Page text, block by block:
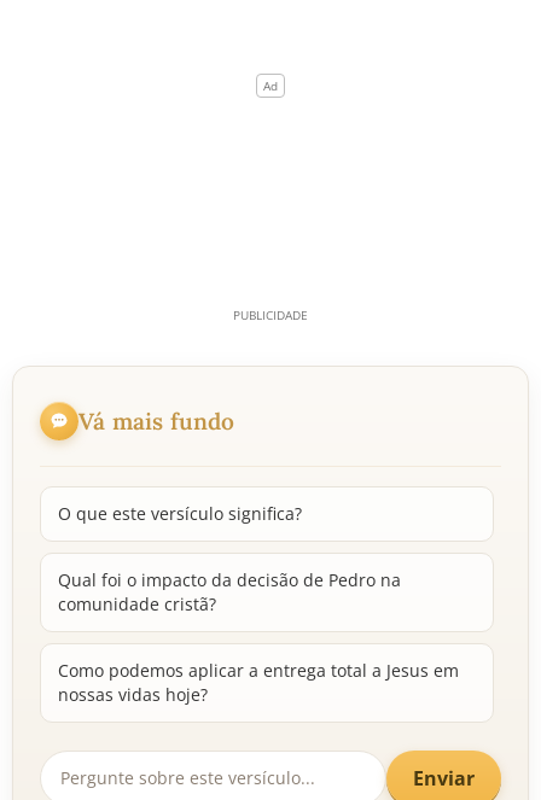
Vá mais fundo
O que este versículo significa?
Qual foi o impacto da decisão de Pedro na
comunidade cristã?
Como podemos aplicar a entrega total a Jesus em
nossas vidas hoje?
Enviar